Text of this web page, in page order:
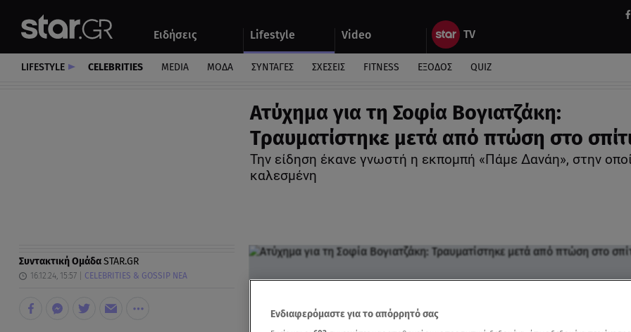
Ειδήσεις Lifestyle Video
Αυτοκίνητο
LIFESTYLE CELEBRITIES MEDIA ΜΟΔΑ ΣΥΝΤΑΓΕΣ ΣΧΕΣΕΙΣ FITNESS ΕΞΟΔΟΣ QUIZ
Ατύχημα για τη Σοφία Βογιατζάκη:
Τραυματίστηκε μετά από πτώση στο
Την είδηση έκανε γνωστή η εκπομπή «Πάμε Δανάη», στην
καλεσμένη
Συντακτική ΟμάδαSTAR.GR
16.12.24, 15:57 CELEBRITIES & GOSSIP ΝΕΑ
Ενδιαφερόμαστε για το απόρρητό σας